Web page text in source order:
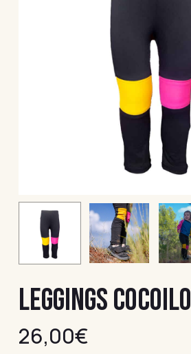
LEGGINGS COCOILO
26,00€